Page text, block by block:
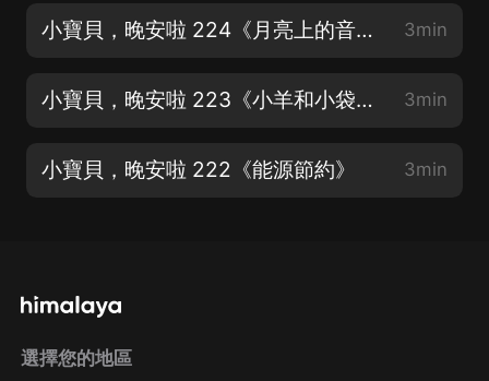
小寶貝，晚安啦 224《月亮上的音符》 3min
小寶貝，晚安啦 223《小羊和小袋鼠》 3min
小寶貝，晚安啦 222《能源節約》 3min
選擇您的地區